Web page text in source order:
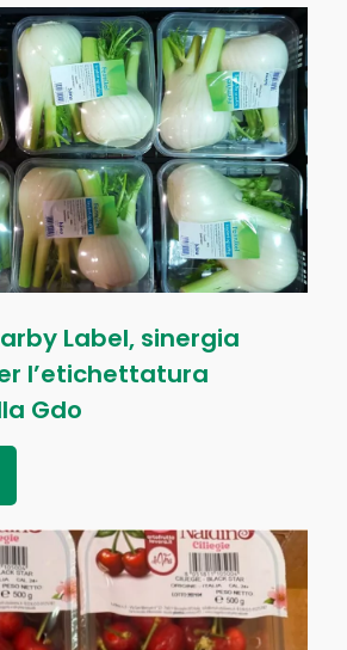
Label, sinergia
l’etichettatura
Gdo